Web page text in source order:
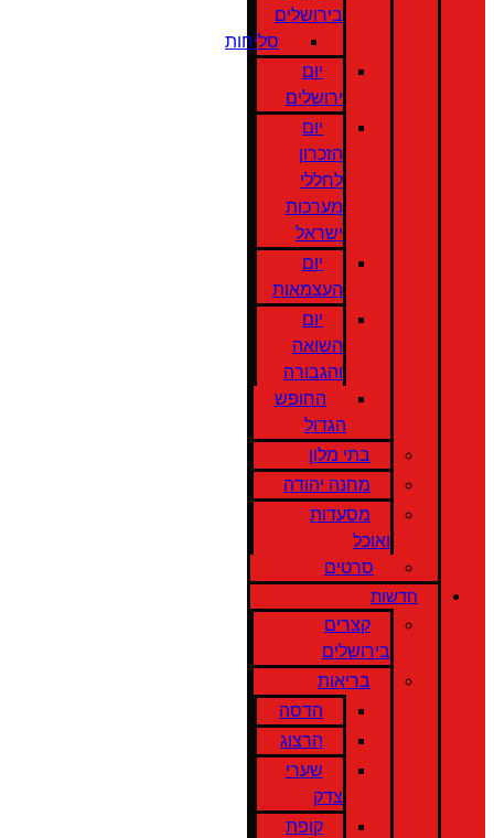
בירושלים
סליחות
יום
ירושלים
יום
הזכרון
לחללי
מערכות
ישראל
יום
העצמאות
יום
השואה
והגבורה
החופש
הגדול
בתי מלון
מחנה יהודה
מסעדות
ואוכל
סרטים
חדשות
קצרים
בירושלים
בריאות
הדסה
הרצוג
שערי
צדק
קופת